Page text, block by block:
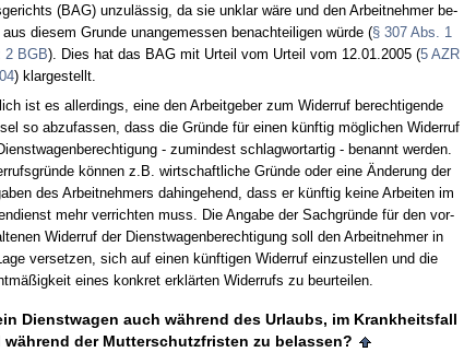
(BAG) un­zulässig, da sie un­klar wäre und den Ar­beit­neh­mer be­
die­sem Grun­de un­an­ge­mes­sen be­nach­tei­li­gen würde (§ 307 Abs. 1
2 BGB). Dies hat das BAG mit Ur­teil vom Ur­teil vom 12.01.2005 (5 AZR
) klar­ge­stellt.
ist es al­ler­dings, ei­ne den Ar­beit­ge­ber zum Wi­der­ruf be­rech­ti­gen­de
so ab­zu­fas­sen, dass die Gründe für ei­nen künf­tig mögli­chen Wi­der­ruf
- zu­min­dest schlag­wort­ar­tig - be­nannt wer­den.
können z.B. wirt­schaft­li­che Gründe oder ei­ne Ände­rung der
des Ar­beit­neh­mers da­hin­ge­hend, dass er künf­tig kei­ne Ar­bei­ten im
mehr ver­rich­ten muss. Die An­ga­be der Sach­gründe für den vor­
Wi­der­ruf der Dienst­wa­gen­be­rech­ti­gung soll den Ar­beit­neh­mer in
ver­set­zen, sich auf ei­nen künf­ti­gen Wi­der­ruf ein­zu­stel­len und die
ei­nes kon­kret erklärten Wi­der­rufs zu be­ur­tei­len.
Dienst­wa­gen auch während des Ur­laubs, im Krank­heits­fall
während der Mut­ter­schutz­fris­ten zu be­las­sen?